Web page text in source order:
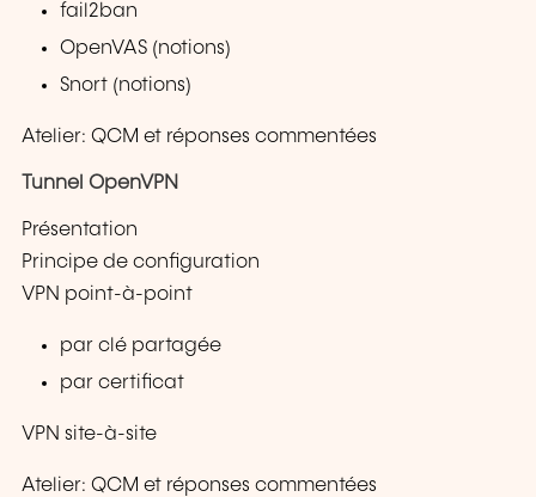
fail2ban
OpenVAS (notions)
Snort (notions)
Atelier: QCM et réponses commentées
Tunnel OpenVPN
Présentation
Principe de configuration
VPN point-à-point
par clé partagée
par certificat
VPN site-à-site
Atelier: QCM et réponses commentées